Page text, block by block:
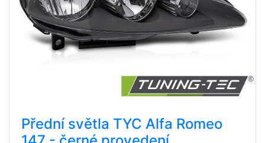
Přední světla TYC Alfa Romeo